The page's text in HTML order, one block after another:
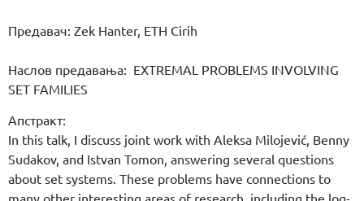
Предавач: Zek Hanter, ETH Cirih
Наслов предавања: EXTREMAL PROBLEMS INVOLVING
SET FAMILIES
Апстракт:
In this talk, I discuss joint work with Aleksa Milojević, Benny
Sudakov, and Istvan Tomon, answering several questions
about set systems. These problems have connections to